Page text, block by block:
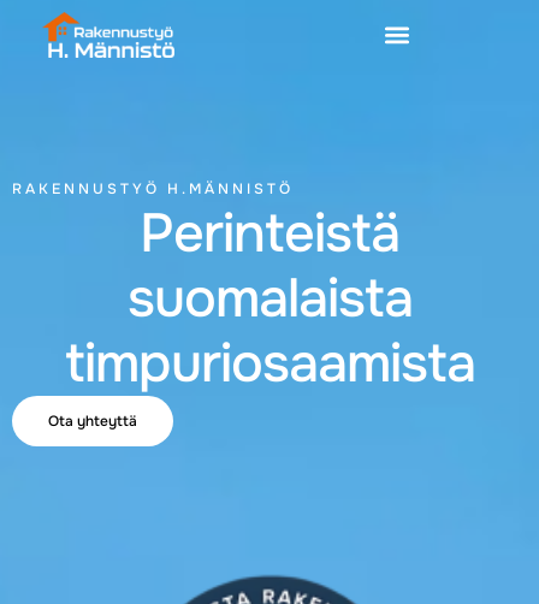
RAKENNUSTYÖ H.MÄNNISTÖ
Perinteistä
suomalaista
timpuriosaamista
Ota yhteyttä